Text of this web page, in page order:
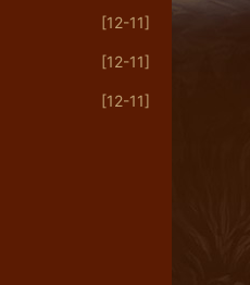
[12-11]
[12-11]
[12-11]